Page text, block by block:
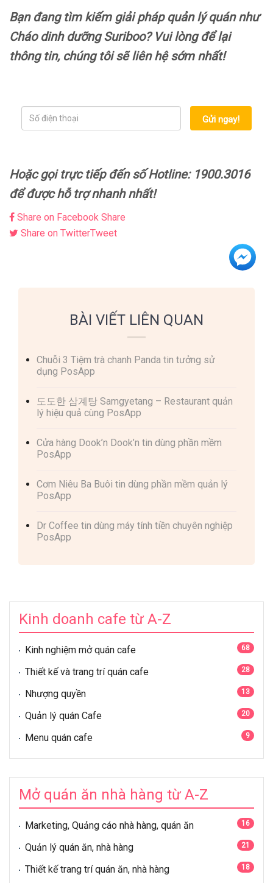
Bạn đang tìm kiếm giải pháp quản lý quán như
Cháo dinh dưỡng Suriboo? Vui lòng để lại
thông tin, chúng tôi sẽ liên hệ sớm nhất!
Gửi ngay!
Hoặc gọi trực tiếp đến số Hotline: 1900.3016
để được hỗ trợ nhanh nhất!
Share on Facebook Share
Share on TwitterTweet
BÀI VIẾT LIÊN QUAN
Chuỗi 3 Tiệm trà chanh Panda tin tưởng sử
dụng PosApp
도도한 삼계탕 Samgyetang – Restaurant quản
lý hiệu quả cùng PosApp
Cửa hàng Dook’n Dook’n tin dùng phần mềm
PosApp
Cơm Niêu Ba Buôi tin dùng phần mềm quản lý
PosApp
Dr Coffee tin dùng máy tính tiền chuyên nghiệp
PosApp
Kinh doanh cafe từ A-Z
Kinh nghiệm mở quán cafe 68
Thiết kế và trang trí quán cafe 28
Nhượng quyền 13
Quản lý quán Cafe 20
Menu quán cafe 9
Mở quán ăn nhà hàng từ A-Z
Marketing, Quảng cáo nhà hàng, quán ăn 16
Quản lý quán ăn, nhà hàng 21
Thiết kế trang trí quán ăn, nhà hàng 18